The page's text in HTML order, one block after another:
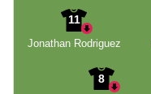
11
Jonathan Rodriguez
8